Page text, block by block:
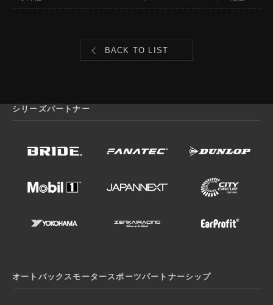
BACK TO LIST
シリーズパートナー
オートバックスモータースポーツパートナーシップ